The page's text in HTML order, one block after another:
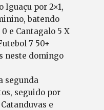
Iguaçu por 2×1,
batendo
e Cantagalo 5 X
7 50+
neste domingo
segunda
seguido por
e